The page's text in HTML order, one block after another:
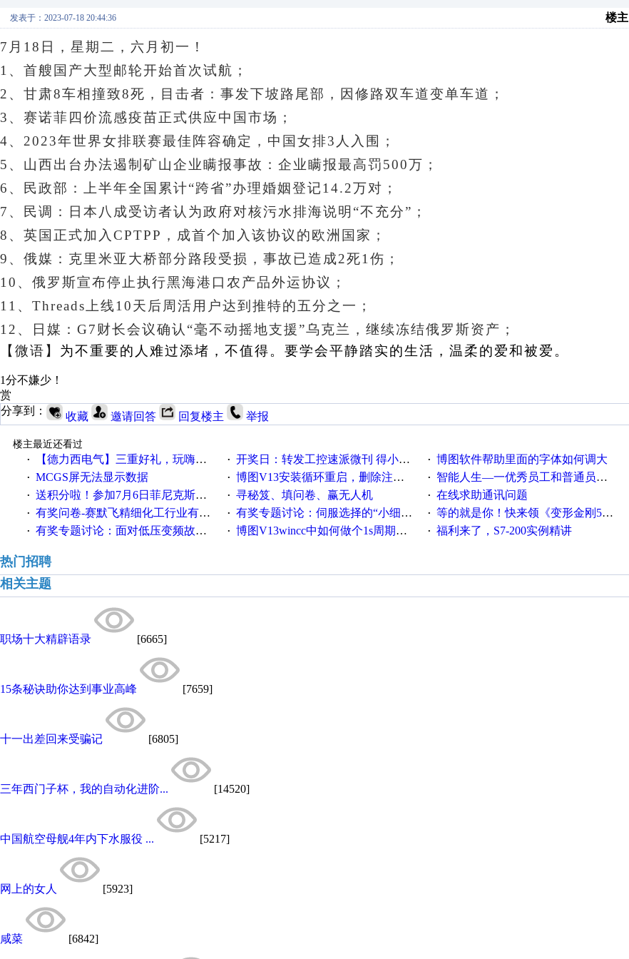
发表于：2023-07-18 20:44:36 楼主
7月18日，星期二 ，六月初一！
1、首艘国产大型邮轮开始首次试航；
2、甘肃8车相撞致8死，目击者：事发下坡路尾部，因修路双车道变单车道；
3、 赛诺菲四价流感疫苗正式供应中国市场 ；
4、2023年世界女排联赛最佳阵容确定，中国女排3人入围；
5、山西出台办法遏制矿山企业瞒报事故：企业瞒报最高罚500万；
6、民政部：上半年全国累计“跨省”办理婚姻登记14.2万对；
7、民调：日本八成受访者认为政府对核污水排海说明“不充分”；
8、英国正式加入CPTPP，成首个加入该协议的欧洲国家；
9、俄媒：克里米亚大桥部分路段受损，事故已造成2死1伤；
10、俄罗斯宣布停止执行黑海港口农产品外运协议；
11、Threads上线10天后周活用户达到推特的五分之一；
12、日媒：G7财长会议确认“毫不动摇地支援”乌克兰，继续冻结俄罗斯资产；
【微语】 为不重要的人难过添堵，不值得。要学会平静踏实的生活，温柔的爱和被爱。
1分不嫌少！
赏
分享到：
收藏 邀请回答 回复楼主 举报
楼主最近还看过
·
【德力西电气】三重好礼，玩嗨夏日！ · 开奖日：转发工控速派微刊 得小米手环 中奖通知 · 博图软件帮助里面的字体如何调大
· MCGS屏无法显示数据 · 博图V13安装循环重启，删除注册表信息没有用 · 智能人生—一优秀员工和普通员工差别，精辟到位！
· 送积分啦！参加7月6日菲尼克斯在线研讨会即得 · 寻秘笈、填问卷、赢无人机 · 在线求助通讯问题
· 有奖问卷-赛默飞精细化工行业有奖调查来袭！ · 有奖专题讨论：伺服选择的“小细节大学问”奖励公告 · 等的就是你！快来领《变形金刚5》观影券
· 有奖专题讨论：面对低压变频故障，老手是这样解决的！ · 博图V13wincc中如何做个1s周期循环的脚本 · 福利来了，S7-200实例精讲
热门招聘
相关主题
职场十大精辟语录 [6665]
15条秘诀助你达到事业高峰 [7659]
十一出差回来受骗记 [6805]
三年西门子杯，我的自动化进阶... [14520]
中国航空母舰4年内下水服役 ... [5217]
网上的女人 [5923]
咸菜 [6842]